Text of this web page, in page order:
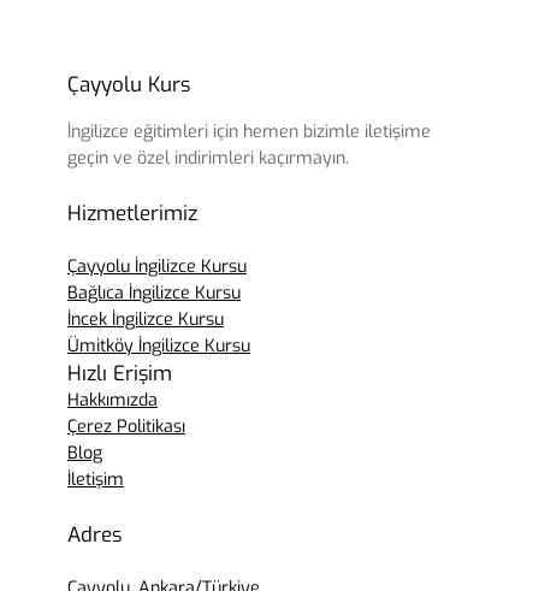
Çayyolu Kurs
İngilizce eğitimleri için hemen bizimle iletişime
geçin ve özel indirimleri kaçırmayın.
Hizmetlerimiz
Çayyolu İngilizce Kursu
Bağlıca İngilizce Kursu
İncek İngilizce Kursu
Ümitköy İngilizce Kursu
Hızlı Erişim
Hakkımızda
Çerez Politikası
Blog
İletişim
Adres